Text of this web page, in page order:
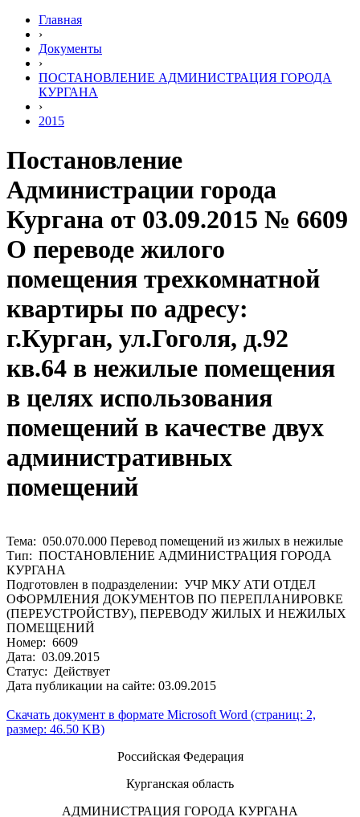
Главная
›
Документы
›
ПОСТАНОВЛЕНИЕ АДМИНИСТРАЦИЯ ГОРОДА
КУРГАНА
›
2015
Постановление
Администрации города
Кургана от 03.09.2015 № 6609
О переводе жилого
помещения трехкомнатной
квартиры по адресу:
г.Курган, ул.Гоголя, д.92
кв.64 в нежилые помещения
в целях использования
помещений в качестве двух
административных
помещений
Тема: 050.070.000 Перевод помещений из жилых в нежилые
Тип: ПОСТАНОВЛЕНИЕ АДМИНИСТРАЦИЯ ГОРОДА
КУРГАНА
Подготовлен в подразделении: УЧР МКУ АТИ ОТДЕЛ
ОФОРМЛЕНИЯ ДОКУМЕНТОВ ПО ПЕРЕПЛАНИРОВКЕ
(ПЕРЕУСТРОЙСТВУ), ПЕРЕВОДУ ЖИЛЫХ И НЕЖИЛЫХ
ПОМЕЩЕНИЙ
Номер: 6609
Дата: 03.09.2015
Статус: Действует
Дата публикации на сайте: 03.09.2015
Скачать документ в формате Microsoft Word (страниц: 2,
размер: 46.50 KB)
Российская Федерация
Курганская область
АДМИНИСТРАЦИЯ ГОРОДА КУРГАНА